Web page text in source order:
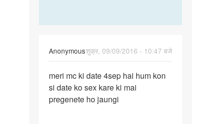
Anonymousशुक्र, 09/09/2016 - 10:47 बजे
meri
mc
ki
meri mc ki date 4sep hai hum kon
si date ko sex kare ki mai
pregenete ho jaungi